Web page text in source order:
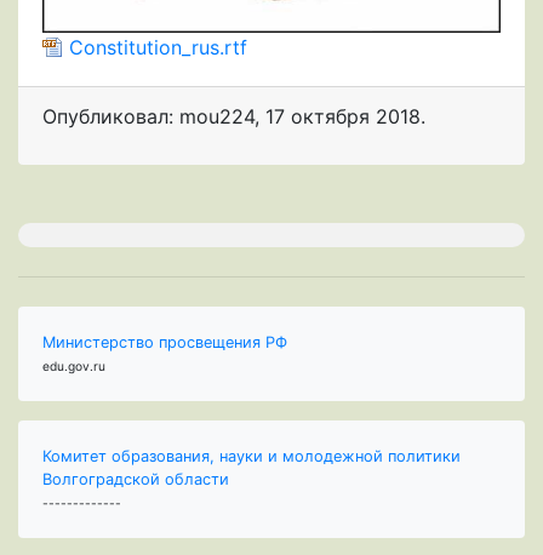
Constitution_rus.rtf
Опубликовал: mou224, 17 октября 2018.
Министерство просвещения РФ
edu.gov.ru
Комитет образования, науки и молодежной политики
Волгоградской области
-------------